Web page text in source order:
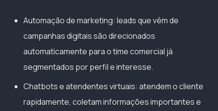
Automação de marketing: leads que vêm de
campanhas digitais são direcionados
automaticamente para o time comercial já
segmentados por perfil e interesse.
Chatbots e atendentes virtuais: atendem o cliente
rapidamente, coletam informações importantes e